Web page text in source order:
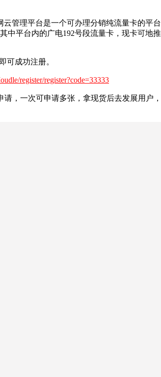
管理平台是一个可办理分销纯流量卡的平
平台内的广电192号段流量卡，现卡可地
可成功注册。
register/register?code=33333
，一次可申请多张，拿现货后去发展用户